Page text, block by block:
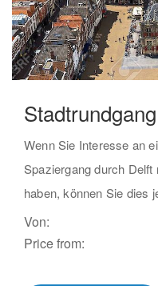
Wenn Sie Interesse an
Spaziergang durch
haben, können Sie dies
Von:
Price from: